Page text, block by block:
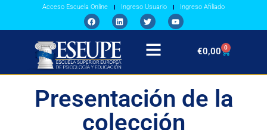
Acceso Escuela Online Ingreso Usuario Ingreso Afiliado
€0,00 0
Presentación de la
colección